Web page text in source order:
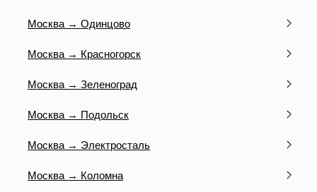
Москва → Одинцово
Москва → Красногорск
Москва → Зеленоград
Москва → Подольск
Москва → Электросталь
Москва → Коломна